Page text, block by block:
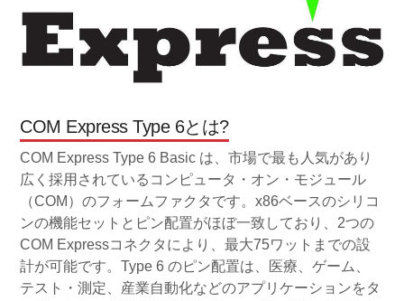
COM Express Type 6とは?
COM Express Type 6 Basic は、市場で最も人気があり
広く採用されているコンピュータ・オン・モジュール
（COM）のフォームファクタです。x86ベースのシリコ
ンの機能セットとピン配置がほぼ一致しており、2つの
COM Expressコネクタにより、最大75ワットまでの設
計が可能です。Type 6 のピン配置は、医療、ゲーム、
テスト・測定、産業自動化などのアプリケーションをタ